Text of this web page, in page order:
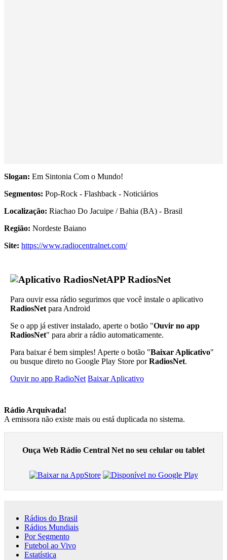
Slogan: Em Sintonia Com o Mundo!
Segmentos: Pop-Rock - Flashback - Noticiários
Localização: Riachao Do Jacuipe / Bahia (BA) - Brasil
Região: Nordeste Baiano
Site: https://www.radiocentralnet.com/
APP RadiosNet
Para ouvir essa rádio segurimos que você instale o aplicativo
RadiosNet para Android
Se o app já estiver instalado, aperte o botão "Ouvir no app
RadiosNet" para abrir a rádio automaticamente.
Para baixar é bem simples! Aperte o botão "Baixar Aplicativo"
ou busque direto no Google Play Store porRadiosNet.
Ouvir no app RadioNet Baixar Aplicativo
Rádio Arquivada!
A emissora não existe mais ou está duplicada no sistema.
Ouça Web Rádio Central Net no seu celular ou tablet
Rádios do Brasil
Rádios Mundiais
Por Segmento
Futebol ao Vivo
Estatística